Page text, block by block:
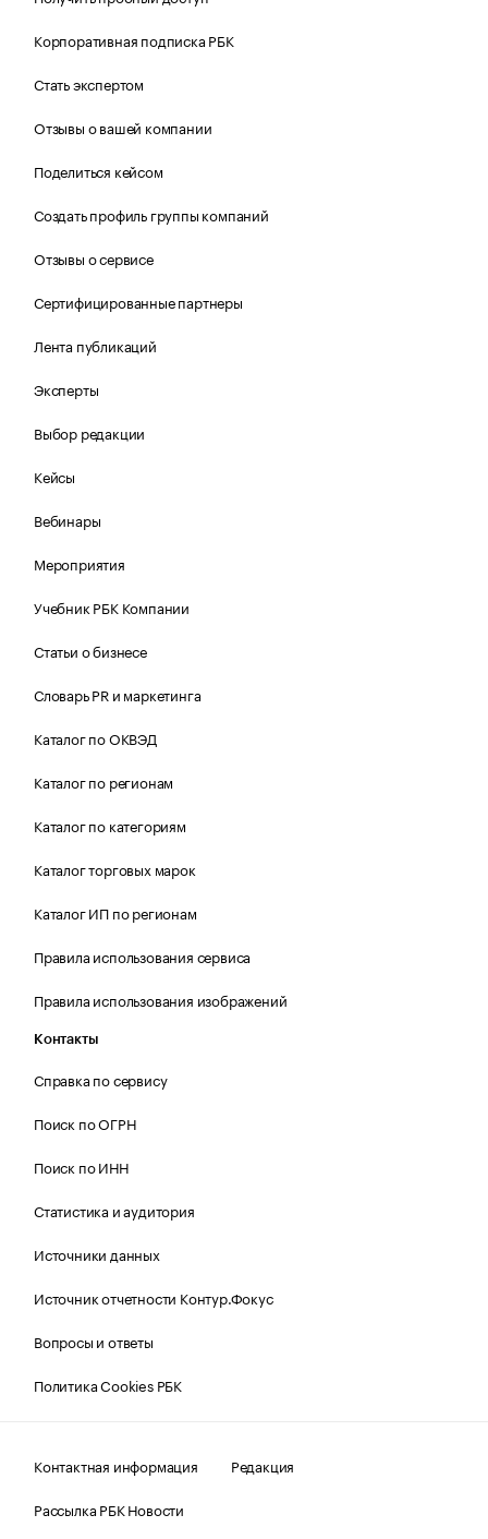
Корпоративная подписка РБК
Стать экспертом
Отзывы о вашей компании
Поделиться кейсом
Создать профиль группы компаний
Отзывы о сервисе
Сертифицированные партнеры
Лента публикаций
Эксперты
Выбор редакции
Кейсы
Вебинары
Мероприятия
Учебник РБК Компании
Статьи о бизнесе
Словарь PR и маркетинга
Каталог по ОКВЭД
Каталог по регионам
Каталог по категориям
Каталог торговых марок
Каталог ИП по регионам
Правила использования сервиса
Правила использования изображений
Контакты
Справка по сервису
Поиск по ОГРН
Поиск по ИНН
Статистика и аудитория
Источники данных
Источник отчетности Контур.Фокус
Вопросы и ответы
Политика Cookies РБК
Контактная информация
Редакция
Рассылка РБК Новости